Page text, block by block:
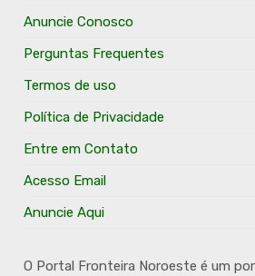
Anuncie Conosco
Perguntas Frequentes
Termos de uso
Política de Privacidade
Entre em Contato
Acesso Email
Anuncie Aqui
O Portal Fronteira Noroeste é um